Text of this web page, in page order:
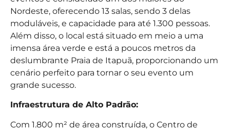
Nordeste, oferecendo 13 salas, sendo 3 delas
moduláveis, e capacidade para até 1.300 pessoas.
Além disso, o local está situado em meio a uma
imensa área verde e está a poucos metros da
deslumbrante Praia de Itapuã, proporcionando um
cenário perfeito para tornar o seu evento um
grande sucesso.
Infraestrutura de Alto Padrão:
Com 1.800 m² de área construída, o Centro de